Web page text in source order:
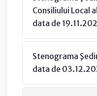
Consiliului Local
data de
Stenograma
data de